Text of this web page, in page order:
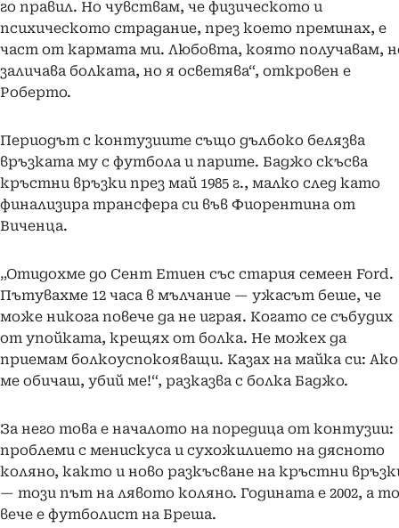
го правил. Но чувствам, че физическото и
психическото страдание, през което преминах, е
част от кармата ми. Любовта, която получавам,
заличава болката, но я осветява“, откровен е
Роберто.
Периодът с контузиите също дълбоко белязва
връзката му с футбола и парите. Баджо скъсва
кръстни връзки през май 1985 г., малко след като
финализира трансфера си във Фиорентина от
Виченца.
„Отидохме до Сент Етиен със стария семеен Ford.
Пътувахме 12 часа в мълчание — ужасът беше, че
може никога повече да не играя. Когато се събудих
от упойката, крещях от болка. Не можех да
приемам болкоуспокояващи. Казах на майка си: Ако
ме обичаш, убий ме!“, разказва с болка Баджо.
За него това е началото на поредица от контузии:
проблеми с менискуса и сухожилието на дясното
коляно, както и ново разкъсване на кръстни
— този път на лявото коляно. Годината е 2002, а
вече е футболист на Бреша.